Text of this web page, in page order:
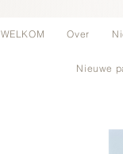
WELKOM Over
Nieuwe